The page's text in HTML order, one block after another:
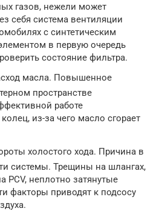
газов, нежели может
себя система вентиляции
с синтетическим
в первую очередь
состояние фильтра.
масла. Повышенное
пространстве
работе
из-за чего масло сгорает
холостого хода. Причина в
системы. Трещины на шлангах,
PCV, неплотно затянутые
факторы приводят к подсосу